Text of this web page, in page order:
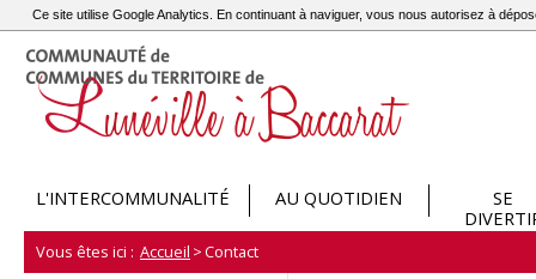
Ce site utilise Google Analytics. En continuant à naviguer, vous nous autorisez à
Vous êtes ici : Accueil >Contact
L'INTERCOMMUNALITÉ AU QUOTIDIEN
SE